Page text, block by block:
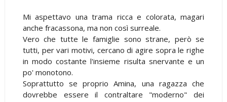
Mi aspettavo una trama ricca e colorata, magari
anche fracassona, ma non così surreale.
Vero che tutte le famiglie sono strane, però se
tutti, per vari motivi, cercano di agire sopra le righe
in modo costante l'insieme risulta snervante e un
po' monotono.
Soprattutto se proprio Amina, una ragazza che
dovrebbe essere il contraltare "moderno" dei